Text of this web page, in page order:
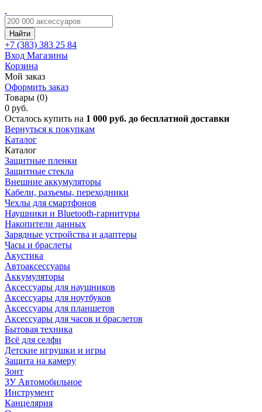
Найти
+7 (383) 383 25 84
Вход Магазины
Корзина
Мой заказ
Оформить заказ
Товары (0)
0 руб.
Осталось купить на 1 000 руб. до бесплатной доставки
Вернуться к покупкам
Каталог
Каталог
Защитные пленки
Защитные стекла
Внешние аккумуляторы
Кабели, разъемы, переходники
Чехлы для смартфонов
Наушники и Bluetooth-гарнитуры
Накопители данных
Зарядные устройства и адаптеры
Часы и браслеты
Акустика
Автоаксессуары
Аккумуляторы
Аксессуары для наушников
Аксессуары для ноутбуков
Аксессуары для планшетов
Аксессуары для часов и браслетов
Бытовая техника
Всё для селфи
Детские игрушки и игры
Защита на камеру
Зонт
ЗУ Автомобильное
Инструмент
Канцелярия